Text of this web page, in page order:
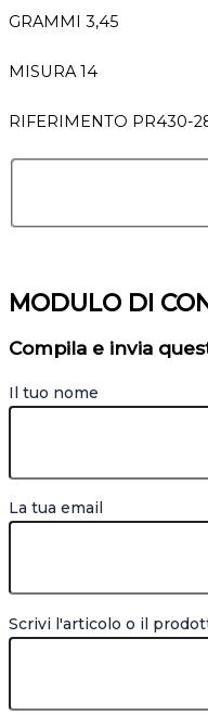
GRAMMI 3,45
MISURA 14
RIFERIMENTO PR430-
MODULO DI
Compila e invia
Il tuo nome
La tua email
Scrivi l'articolo o il